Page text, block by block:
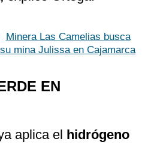
Minera Las Camelias busca
mina Julissa en Cajamarca
EN
aplica el hidrógeno